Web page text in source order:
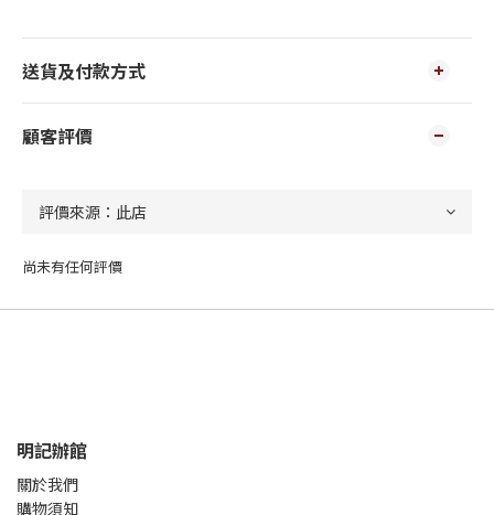
送貨及付款方式
顧客評價
尚未有任何評價
明記辦館
關於我們
購物須知